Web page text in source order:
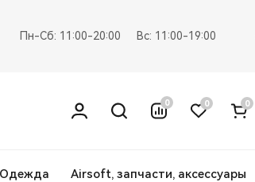
Пн-Сб: 11:00-20:00 Вс: 11:00-19:00
0 0 0
Одежда Airsoft, запчасти, аксессуары